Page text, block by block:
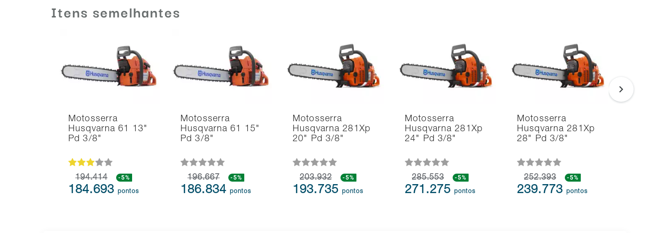
Itens semelhantes
Motosserra
Husqvarna 61 13"
Pd 3/8"
194.414 -5%
184.693pontos
Motosserra
Husqvarna 61 15"
Pd 3/8"
196.667 -5%
186.834pontos
Motosserra
Husqvarna 281Xp
20" Pd 3/8"
203.932 -5%
193.735pontos
Motosserra
Husqvarna 281Xp
24" Pd 3/8"
285.553 -5%
271.275pontos
Motosserra
Husqvarna 281Xp
28" Pd 3/8"
252.393 -5%
239.773pontos